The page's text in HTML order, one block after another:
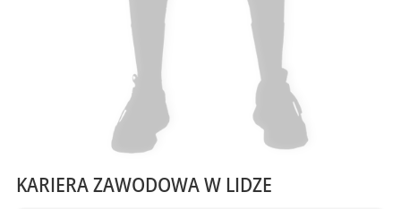
KARIERA ZAWODOWA W LIDZE